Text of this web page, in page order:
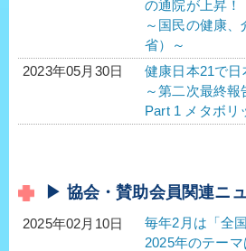
の通院が上昇！
～国民の健康
省）～
2023年05月30日
健康日本21で
～第二次最終報
Part 1 メタボリ
▶ 協会・賛助会員関連ニ
2025年02月10日
毎年2月は「全
2025年のテー